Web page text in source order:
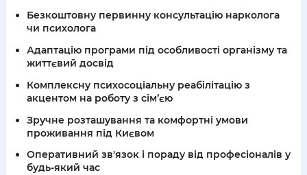
Безкоштовну первинну консультацію нарколога
чи психолога
Адаптацію програми під особливості організму та
життєвий досвід
Комплексну психосоціальну реабілітацію з
акцентом на роботу з сім’єю
Зручне розташування та комфортні умови
проживання під Києвом
Оперативний зв'язок і пораду від професіоналів у
будь-який час